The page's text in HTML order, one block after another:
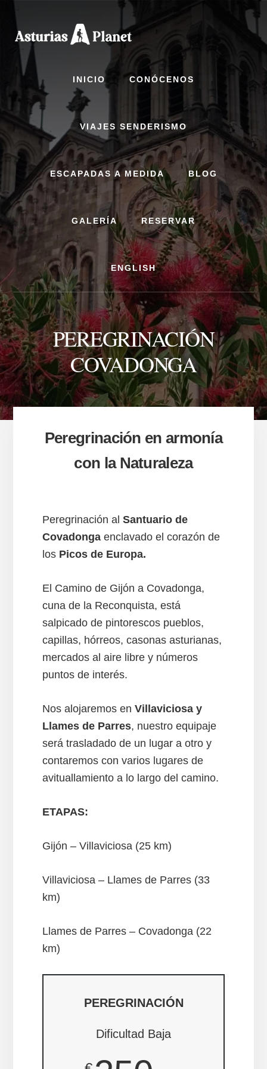
content
INICIO CONÓCENOS
VIAJES SENDERISMO
ESCAPADAS A MEDIDA BLOG
GALERÍA RESERVAR
ENGLISH
PEREGRINACIÓN
COVADONGA
Peregrinación en armonía
con la Naturaleza
Peregrinación al Santuario de
Covadonga enclavado el corazón de
los Picos de Europa.
El Camino de Gijón a Covadonga,
cuna de la Reconquista, está
salpicado de pintorescos pueblos,
capillas, hórreos, casonas asturianas,
mercados al aire libre y números
puntos de interés.
Nos alojaremos en Villaviciosa y
Llames de Parres, nuestro equipaje
será trasladado de un lugar a otro y
contaremos con varios lugares de
avituallamiento a lo largo del camino.
ETAPAS:
Gijón – Villaviciosa (25 km)
Villaviciosa – Llames de Parres (33
km)
Llames de Parres – Covadonga (22
km)
PEREGRINACIÓN
Dificultad Baja